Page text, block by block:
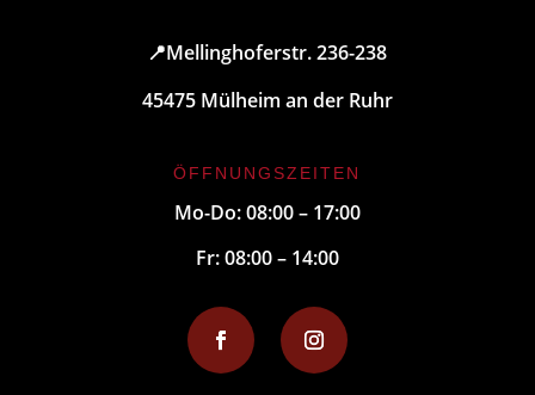
📍Mellinghoferstr. 236-238
45475 Mülheim an der Ruhr
ÖFFNUNGSZEITEN
Mo-Do: 08:00 – 17:00
Fr: 08:00 – 14:00